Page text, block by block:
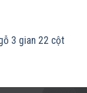
3 gian 22 cột